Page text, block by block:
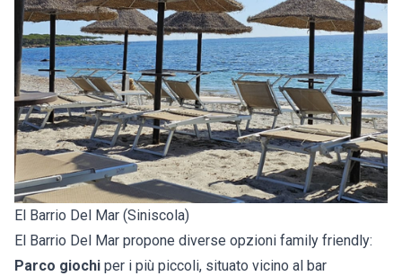
El Barrio Del Mar (Siniscola)
El Barrio Del Mar propone diverse opzioni family friendly:
Parco giochi per i più piccoli, situato vicino al bar